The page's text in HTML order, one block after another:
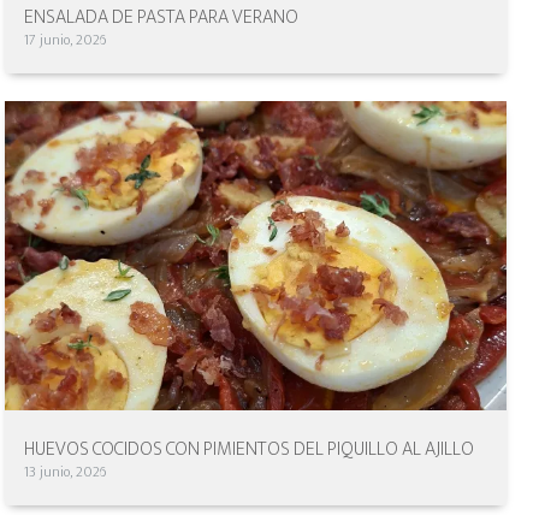
ENSALADA DE PASTA PARA VERANO
17 junio, 2026
HUEVOS COCIDOS CON PIMIENTOS DEL PIQUILLO AL AJILLO
13 junio, 2026